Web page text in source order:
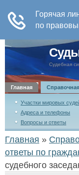
Суды
Судебная
Главная
Участки мировых
Адреса и телефоны
Вопросы и ответы
Главная »
ответы по
судебного